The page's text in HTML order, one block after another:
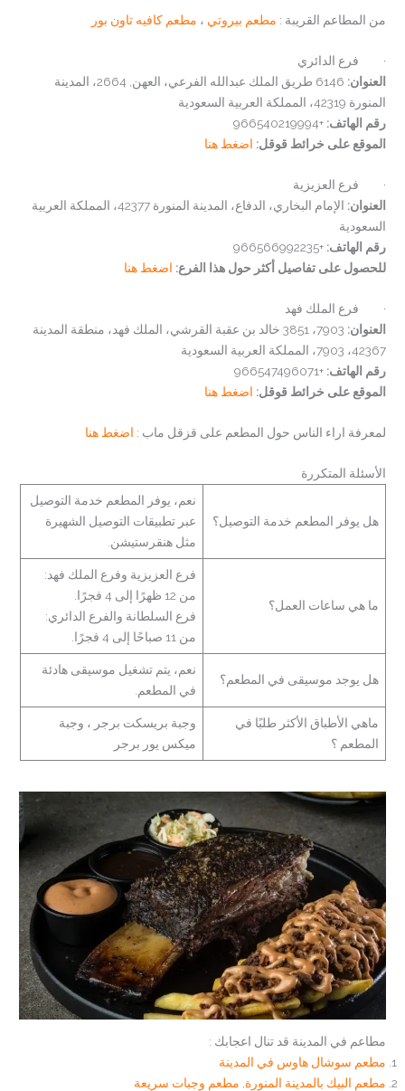
من المطاعم القريبة : مطعم بيروتي ، مطعم كافيه تاون بور
· فرع الدائري
العنوان:
6146 طريق الملك عبدالله الفرعي، العهن, 2664، المدينة
المنورة 42319، المملكة العربية السعودية
رقم الهاتف: +966540219994
الموقع على خرائط قوقل: اضغط هنا
· فرع العزيزية
العنوان:
الإمام البخاري، الدفاع، المدينة المنورة 42377، المملكة العربية
السعودية
رقم الهاتف: +966566992235
للحصول على تفاصيل أكثر حول هذا الفرع: اضغط هنا
· فرع الملك فهد
العنوان:
7903، 3851 خالد بن عقبة القرشي، الملك فهد، منطقة المدينة
42367، 7903، المملكة العربية السعودية
رقم الهاتف: +966547496071
الموقع على خرائط قوقل: اضغط هنا
لمعرفة اراء الناس حول المطعم على قزقل ماب : اضغط هنا
الأسئلة المتكررة
هل يوفر المطعم خدمة التوصيل؟
نعم، يوفر المطعم خدمة التوصيل
عبر تطبيقات التوصيل الشهيرة
مثل هنقرستيشن.
ما هي ساعات العمل؟
فرع العزيزية وفرع الملك فهد:
من 12 ظهرًا إلى 4 فجرًا.
فرع السلطانة والفرع الدائري:
من 11 صباحًا إلى 4 فجرًا.
هل يوجد موسيقى في المطعم؟
نعم، يتم تشغيل موسيقى هادئة
في المطعم.
ماهي الأطباق الأكثر طلبًا في
المطعم ؟
وجبة بريسكت برجر ، وجبة
ميكس يور برجر
مطاعم في المدينة قد تنال اعجابك :
مطعم سوشال هاوس في المدينة
مطعم البيك بالمدينة المنورة, مطعم وجبات سريعة